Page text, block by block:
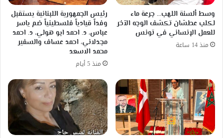
وسط ألسنة اللهب… جرعة ماء
لكلب عطشان تكشف الوجه الآخر
للعمل الإنساني في تونس
منذ 14 ساعة
رئيس الجمهورية اللبنانية يستقبل
وفداً قيادياً فلسطينياً ضم ياسر
عباس، د. احمد ابو هولي، د. احمد
مجدلاني، احمد عساف والسفير
محمد الاسعد
منذ 5 أيام